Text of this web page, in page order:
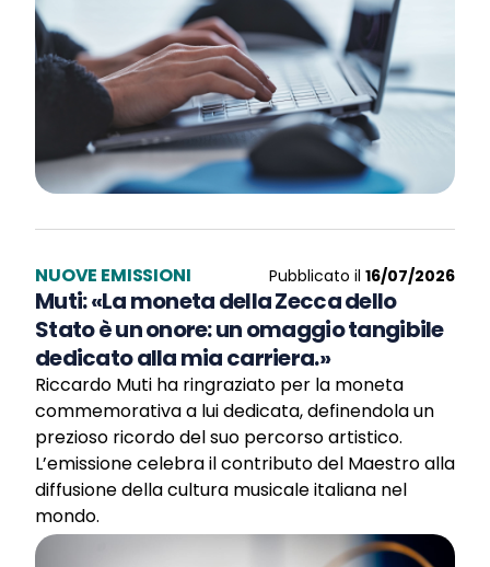
NUOVE EMISSIONI Pubblicato il 16/07/2026
Muti: «La moneta della Zecca dello
Stato è un onore: un omaggio tangibile
dedicato alla mia carriera.»
Riccardo Muti ha ringraziato per la moneta
commemorativa a lui dedicata, definendola un
prezioso ricordo del suo percorso artistico.
L’emissione celebra il contributo del Maestro alla
diffusione della cultura musicale italiana nel
mondo.